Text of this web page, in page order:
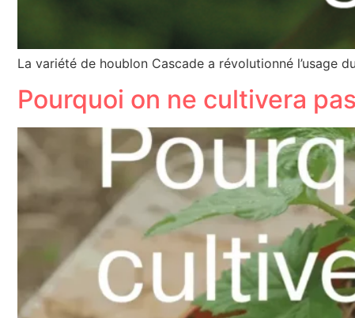
La variété de houblon Cascade a révolutionné l’usage
Pourquoi on ne cultivera